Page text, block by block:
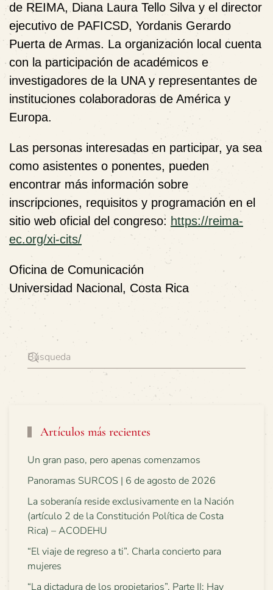
de REIMA, Diana Laura Tello Silva y el director
ejecutivo de PAFICSD, Yordanis Gerardo
Puerta de Armas. La organización local cuenta
con la participación de académicos e
investigadores de la UNA y representantes de
instituciones colaboradoras de América y
Europa.
Las personas interesadas en participar, ya sea
como asistentes o ponentes, pueden
encontrar más información sobre
inscripciones, requisitos y programación en el
sitio web oficial del congreso: https://reima-
ec.org/xi-cits/
Oficina de Comunicación
Universidad Nacional, Costa Rica
Artículos más recientes
Un gran paso, pero apenas comenzamos
Panoramas SURCOS | 6 de agosto de 2026
La soberanía reside exclusivamente en la Nación
(artículo 2 de la Constitución Política de Costa
Rica) – ACODEHU
“El viaje de regreso a ti”. Charla concierto para
mujeres
“La dictadura de los propietarios”. Parte II: Hay